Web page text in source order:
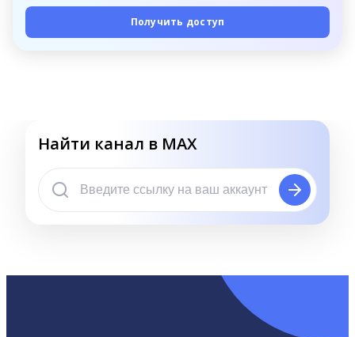
Получить доступ
Найти канал в MAX